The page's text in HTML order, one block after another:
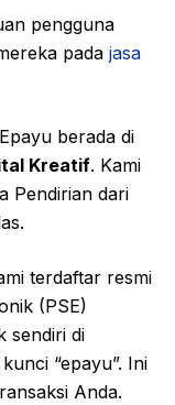
pengguna
pada jasa
Epayu berada di
Kreatif. Kami
Pendirian dari
terdaftar resmi
(PSE)
sendiri di
“epayu”. Ini
Anda.